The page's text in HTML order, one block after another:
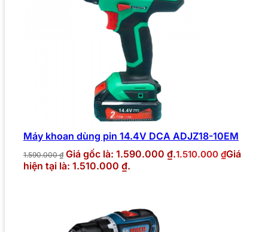
Máy khoan dùng pin 14.4V DCA ADJZ18-10EM
1.590.000₫ Giá gốc là: 1.590.000 ₫.1.510.000 ₫Giá
hiện tại là: 1.510.000 ₫.